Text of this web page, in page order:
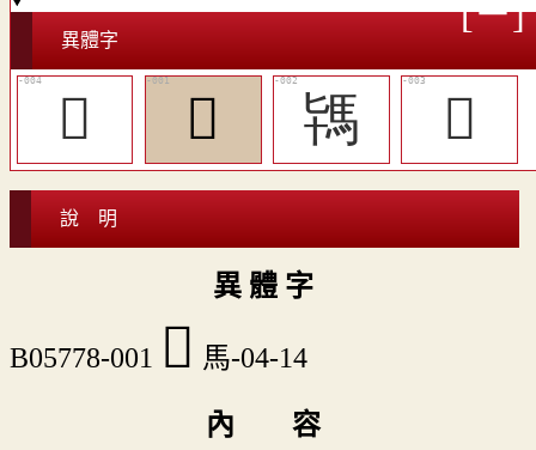
異體字
𩡰 𩢈 駂 𩣎
說 明
異 體 字
B05778-001 𩢈 馬-04-14
內 容